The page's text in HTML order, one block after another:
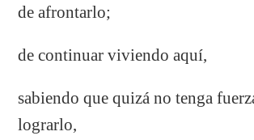
de afrontarlo;
de continuar viviendo aquí,
sabiendo que quizá no tenga
lograrlo,